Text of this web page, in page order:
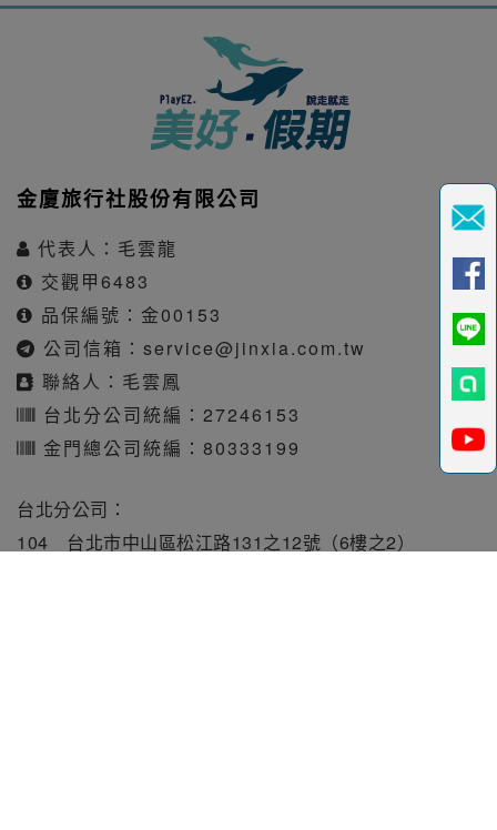
金廈旅行社股份有限公司
代表人：毛雲龍
交觀甲6483
品保編號：金00153
公司信箱： service@jinxia.com.tw
聯絡人：毛雲鳳
台北分公司統編：27246153
金門總公司統編：80333199
台北分公司：
104 台北市中山區松江路131之12號（6樓之2）